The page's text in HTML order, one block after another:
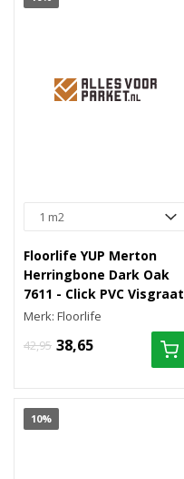
Floorlife YUP Merton
Herringbone Dark Oak
7611 - Click PVC Visgraat
Merk: Floorlife
42,95 38,65
10%